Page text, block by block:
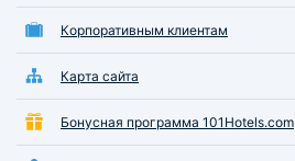
Корпоративным клиентам
Карта сайта
Бонусная программа 101Hotels.com